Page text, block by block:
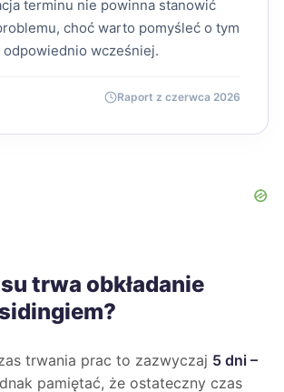
terminu nie powinna stanowić
choć warto pomyśleć o tym
odpowiednio wcześniej.
Raport z czerwca 2026
trwa obkładanie
trwania prac to zazwyczaj 5 dni –
pamiętać, że ostateczny czas